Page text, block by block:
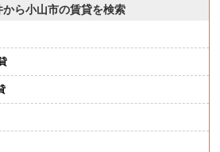
から小山市の賃貸を検索